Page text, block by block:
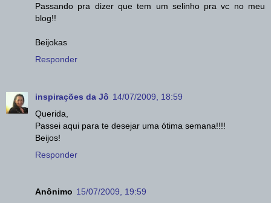
Passando pra dizer que tem um selinho pra vc no meu
blog!!
Beijokas
Responder
inspirações da Jô 14/07/2009, 18:59
Querida,
Passei aqui para te desejar uma ótima semana!!!!
Beijos!
Responder
Anônimo 15/07/2009, 19:59